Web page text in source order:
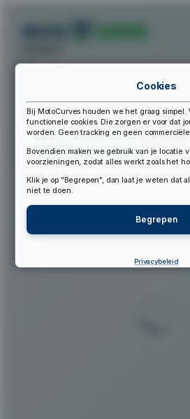
▲
Cookies
Bij MotoCurves houden we het graag
functionele cookies. Die zorgen er voor dat
worden. Geen tracking en geen
Bovendien maken we gebruik van je locatie
voorzieningen, zodat alles werkt zoals het
Klik je op "Begrepen", dan laat je weten dat
niet te doen.
Begrepen
Privacybeleid